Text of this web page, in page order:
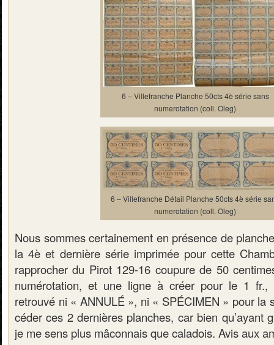
6 – Villefranche Planche 50cts 4è série sans
numerotation (coll. Oleg)
6 – Villefranche Détail Planche 50cts 4è série
numerotation (coll. Oleg)
Nous sommes certainement en présence de
la 4è et dernière série imprimée pour cette
rapprocher du Pirot 129-16 coupure de 50
numérotation, et une ligne à créer pour le 1 fr.,
retrouvé ni « ANNULÉ », ni « SPÉCIMEN » pour la
céder ces 2 dernières planches, car bien qu’ayant
je me sens plus mâconnais que caladois. Avis aux